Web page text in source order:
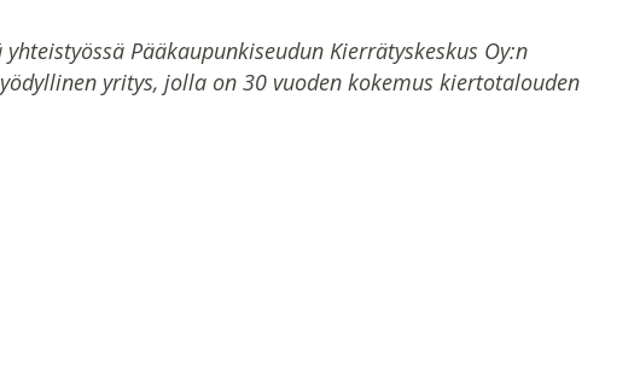
Pääkaupunkiseudun Kierrätyskeskus Oy:n
yritys, jolla on 30 vuoden kokemus kiertotalouden